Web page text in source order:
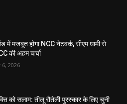
में मजबूत होगा NCC नेटवर्क, सीएम धामी से
की अहम चर्चा
6, 2026
को सलाम: तीलू रौतेली पुरस्कार के लिए चुनी